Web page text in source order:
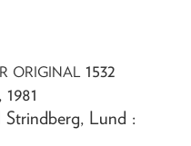
ORIGINAL1532
Lund :